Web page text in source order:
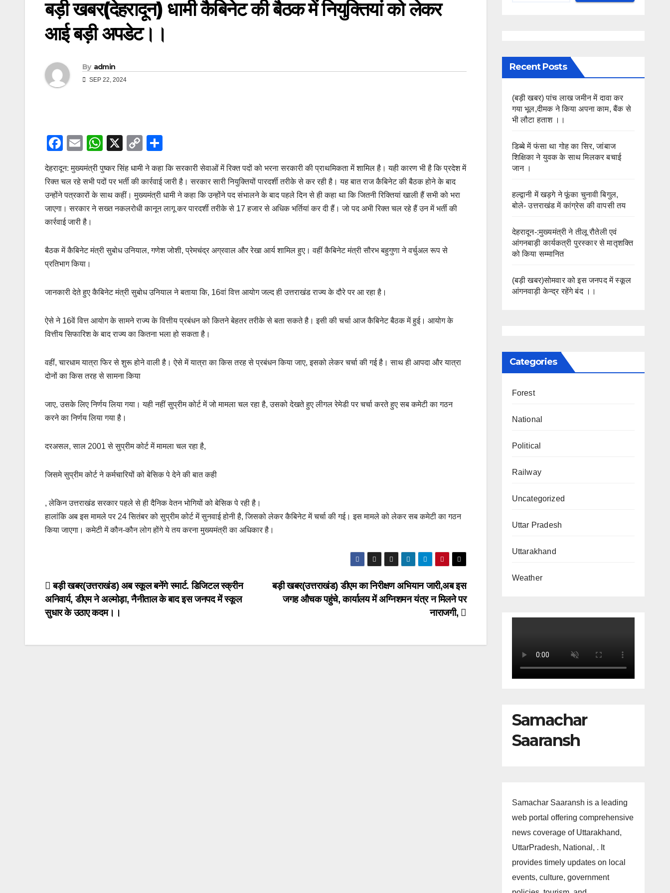
बड़ी खबर(देहरादून) धामी कैबिनेट की बैठक में नियुक्तियां को लेकर
आई बड़ी अपडेट।।
By admin
SEP 22, 2024
F
c
e
b
o
k
E
ail
W
at
s
A
X
C
o
p
y
Li
ar
e
देहरादून: मुख्यमंत्री पुष्कर सिंह धामी ने कहा कि सरकारी सेवाओं में रिक्त पदों को भरना सरकारी की प्राथमिकता में शामिल है। यही कारण भी है कि प्रदेश में
रिक्त चल रहे सभी पदों पर भर्ती की कार्रवाई जारी है। सरकार सारी नियुक्तियों पारदर्शी तरीके से कर रही है। यह बात राज कैबिनेट की बैठक होने के बाद
उन्होंने पत्रकारों के साथ कहीं। मुख्यमंत्री धामी ने कहा कि उन्होंने पद संभालने के बाद पहले दिन से ही कहा था कि जितनी रिक्तियां खाली हैं सभी को भरा
जाएगा। सरकार ने सख्त नकलरोधी कानून लागू कर पारदर्शी तरीके से 17 हजार से अधिक भर्तियां कर दी हैं। जो पद अभी रिक्त चल रहे हैं उन में भर्ती की
कार्रवाई जारी है।
बैठक में कैबिनेट मंत्री सुबोध उनियाल, गणेश जोशी, प्रेमचंद्र अग्रवाल और रेखा आर्य शामिल हुए। वहीं कैबिनेट मंत्री सौरभ बहुगुणा ने वर्चुअल रूप से
प्रतिभाग किया।
जानकारी देते हुए कैबिनेट मंत्री सुबोध उनियाल ने बताया कि, 16वां वित्त आयोग जल्द ही उत्तराखंड राज्य के दौरे पर आ रहा है।
ऐसे ने 16वें वित्त आयोग के सामने राज्य के वित्तीय प्रबंधन को कितने बेहतर तरीके से बता सकते है। इसी की चर्चा आज कैबिनेट बैठक में हुई। आयोग के
वित्तीय सिफारिश के बाद राज्य का कितना भला हो सकता है।
वहीं, चारधाम यात्रा फिर से शुरू होने वाली है। ऐसे में यात्रा का किस तरह से प्रबंधन किया जाए, इसको लेकर चर्चा की गई है। साथ ही आपदा और यात्रा
दोनों का किस तरह से सामना किया
जाए, उसके लिए निर्णय लिया गया। यही नहीं सुप्रीम कोर्ट में जो मामला चल रहा है, उसको देखते हुए लीगल रेमेडी पर चर्चा करते हुए सब कमेटी का गठन
करने का निर्णय लिया गया है।
दरअसल, साल 2001 से सुप्रीम कोर्ट में मामला चल रहा है,
जिसमे सुप्रीम कोर्ट ने कर्मचारियों को बेसिक पे देने की बात कही
, लेकिन उत्तराखंड सरकार पहले से ही दैनिक वेतन भोगियों को बेसिक पे रही है।
हालांकि अब इस मामले पर 24 सितंबर को सुप्रीम कोर्ट में सुनवाई होनी है, जिसको लेकर कैबिनेट में चर्चा की गई। इस मामले को लेकर सब कमेटी का गठन
किया जाएगा। कमेटी में कौन-कौन लोग होंगे ये तय करना मुख्यमंत्री का अधिकार है।
Post
navigation
बड़ी खबर(उत्तराखंड) डीएम का निरीक्षण अभियान जारी,अब इस
जगह औचक पहुंचे, कार्यालय में अग्निशमन यंत्र न मिलने पर
नाराजगी,
बड़ी खबर(उत्तराखंड) अब स्कूल बनेंगे स्मार्ट. डिजिटल स्क्रीन
अनिवार्य, डीएम ने अल्मोड़ा, नैनीताल के बाद इस जनपद में स्कूल
सुधार के उठाए कदम।।
Recent Posts
(बड़ी खबर) पांच लाख जमीन में दावा कर
गया भूल,दीमक ने किया अपना काम, बैंक से
भी लौटा हताश ।।
डिब्बे में फंसा था गोह का सिर, जांबाज
शिक्षिका ने युवक के साथ मिलकर बचाई
जान ।
हल्द्वानी में खड़गे ने फूंका चुनावी बिगुल,
बोले- उत्तराखंड में कांग्रेस की वापसी तय
देहरादून-:मुख्यमंत्री ने तीलू रौतेली एवं
आंगनबाड़ी कार्यकत्री पुरस्कार से मातृशक्ति
को किया सम्मानित
(बड़ी खबर)सोमवार को इस जनपद में स्कूल
आंगनवाड़ी केन्द्र रहेंगे बंद ।।
Categories
Forest
National
Political
Railway
Uncategorized
Uttar Pradesh
Uttarakhand
Weather
Samachar
Saaransh
Samachar Saaransh is a leading
web portal offering comprehensive
news coverage of Uttarakhand,
UttarPradesh, National, . It
provides timely updates on local
events, culture, government